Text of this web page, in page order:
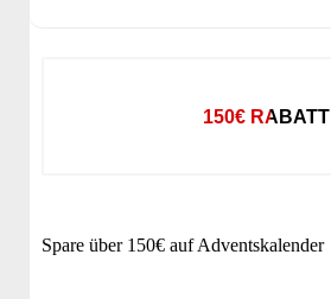
150€ RABATT
Spare über 150€ auf Adventskalender